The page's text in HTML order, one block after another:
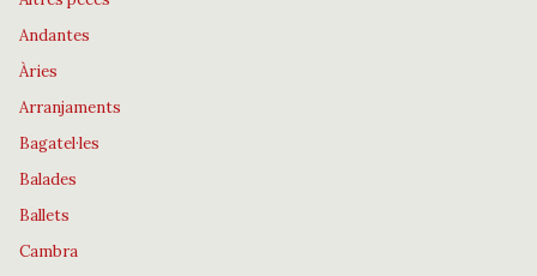
Andantes
Àries
Arranjaments
Bagatel·les
Balades
Ballets
Cambra